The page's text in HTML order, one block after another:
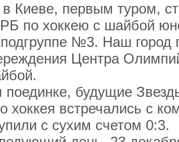
Киеве, первым туром,
по хоккею с шайбой
№3. Наш город
Центра
поединке, будущие
хоккея встречались с
с сухим счетом 0:3.